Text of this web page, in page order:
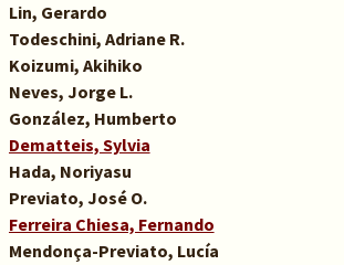
Lin, Gerardo
Todeschini, Adriane R.
Koizumi, Akihiko
Neves, Jorge L.
González, Humberto
Dematteis, Sylvia
Hada, Noriyasu
Previato, José O.
Ferreira Chiesa, Fernando
Mendonça-Previato, Lucía